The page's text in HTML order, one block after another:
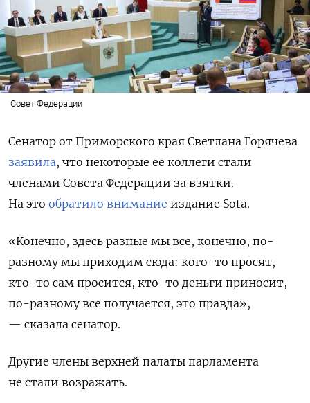
Совет Федерации
Сенатор от Приморского края Светлана Горячева
заявила, что некоторые ее коллеги стали
членами Совета Федерации за взятки.
На это обратило внимание издание Sota.
«Конечно, здесь разные мы все, конечно, по-
разному мы приходим сюда: кого-то просят,
кто-то сам просится, кто-то деньги приносит,
по-разному все получается, это правда»,
— сказала сенатор.
Другие члены верхней палаты парламента
не стали возражать.